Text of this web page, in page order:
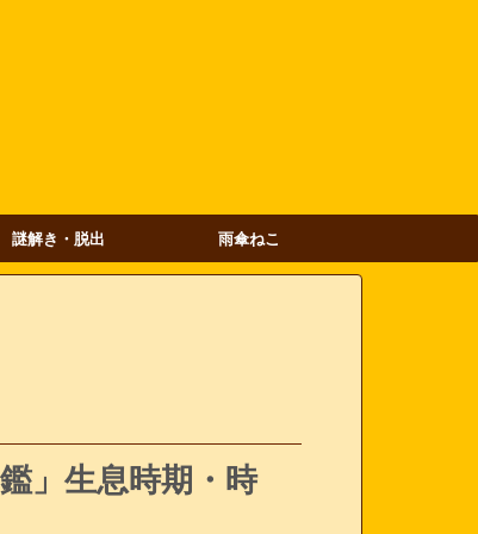
謎解き・脱出 雨傘ねこ
」生息時期・時